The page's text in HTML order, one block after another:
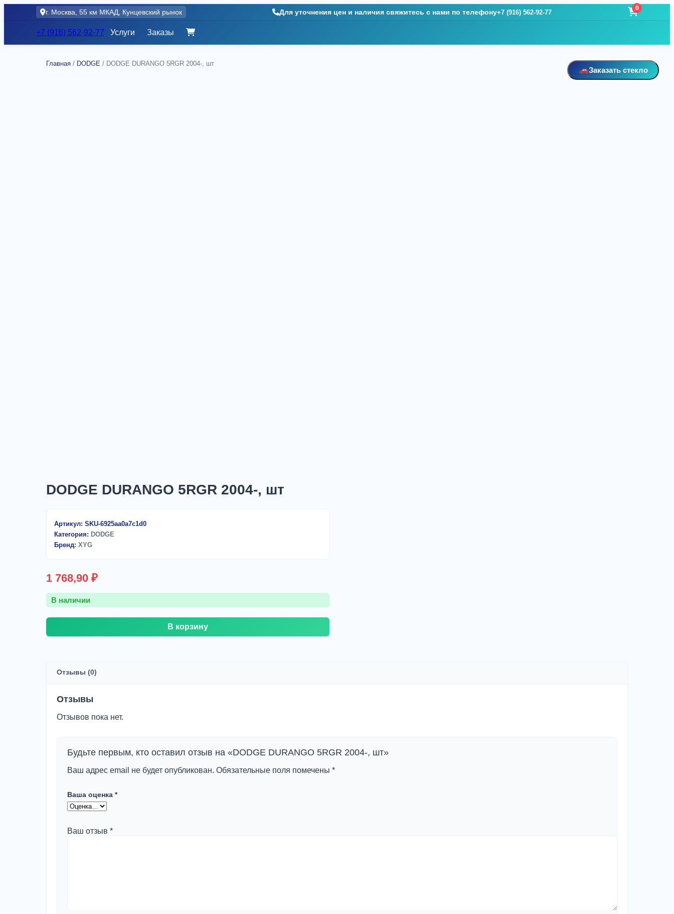
г. Москва, 55 км МКАД, Кунцевский рынок Для уточнения цен и наличия свяжитесь с нами по телефону+7 (916) 562-92-77
0
+7 (916) 562-92-77 Услуги Заказы
Заказать стекло
Главная / DODGE / DODGE DURANGO 5RGR 2004-, шт
DODGE DURANGO 5RGR 2004-, шт
Артикул: SKU-6925aa0a7c1d0
Категория: DODGE
Бренд: XYG
1 768,90 ₽
В наличии
Количество
DODGE
В корзину
Отзывы (0)
Отзывы
Отзывов пока нет.
Будьте первым, кто оставил отзыв на «DODGE DURANGO 5RGR 2004-, шт»
Ваш адрес email не будет опубликован. Обязательные поля помечены *
Ваша оценка *
Ваш отзыв *